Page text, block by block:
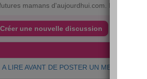
mamans d'aujourdhui.com. Elles
Créer une nouvelle discussion
A LIRE AVANT DE POSTER UN MESSAGE